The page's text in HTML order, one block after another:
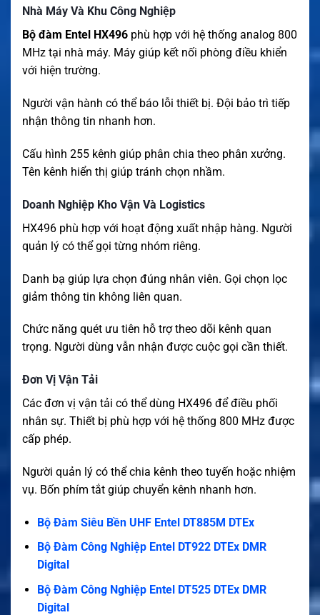
Nhà Máy Và Khu Công Nghiệp
Bộ đàm Entel HX496 phù hợp với hệ thống analog 800
MHz tại nhà máy. Máy giúp kết nối phòng điều khiển
với hiện trường.
Người vận hành có thể báo lỗi thiết bị. Đội bảo trì tiếp
nhận thông tin nhanh hơn.
Cấu hình 255 kênh giúp phân chia theo phân xưởng.
Tên kênh hiển thị giúp tránh chọn nhầm.
Doanh Nghiệp Kho Vận Và Logistics
HX496 phù hợp với hoạt động xuất nhập hàng. Người
quản lý có thể gọi từng nhóm riêng.
Danh bạ giúp lựa chọn đúng nhân viên. Gọi chọn lọc
giảm thông tin không liên quan.
Chức năng quét ưu tiên hỗ trợ theo dõi kênh quan
trọng. Người dùng vẫn nhận được cuộc gọi cần thiết.
Đơn Vị Vận Tải
Các đơn vị vận tải có thể dùng HX496 để điều phối
nhân sự. Thiết bị phù hợp với hệ thống 800 MHz được
cấp phép.
Người quản lý có thể chia kênh theo tuyến hoặc nhiệm
vụ. Bốn phím tắt giúp chuyển kênh nhanh hơn.
Bộ Đàm Siêu Bền UHF Entel DT885M DTEx
Bộ Đàm Công Nghiệp Entel DT922 DTEx DMR
Digital
Bộ Đàm Công Nghiệp Entel DT525 DTEx DMR
Digital